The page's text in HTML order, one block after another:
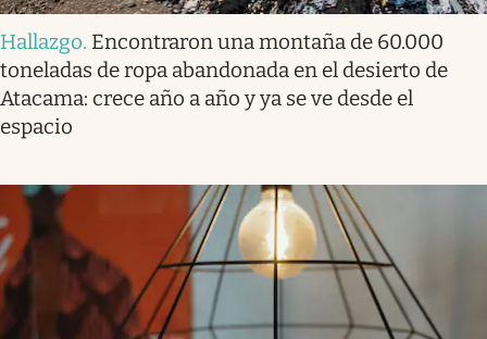
Hallazgo. Encontraron una montaña de 60.000
toneladas de ropa abandonada en el desierto de
Atacama: crece año a año y ya se ve desde el
espacio